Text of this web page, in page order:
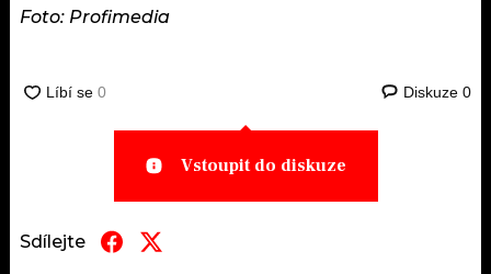
Foto: Profimedia
Diskuze 0
Vstoupit do diskuze
Sdílejte